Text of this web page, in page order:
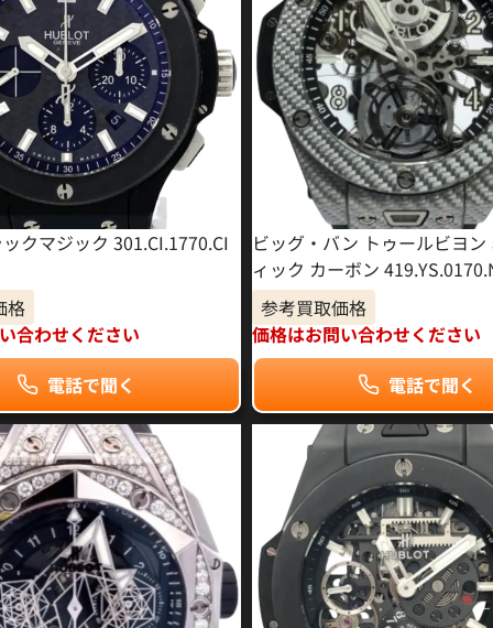
クマジック 301.CI.1770.CI
格
合わせください
電話で聞く
ビッグ・バン トゥールビヨ
ィック カーボン
参考買取価格
価格はお問い合わせください
電話で聞く